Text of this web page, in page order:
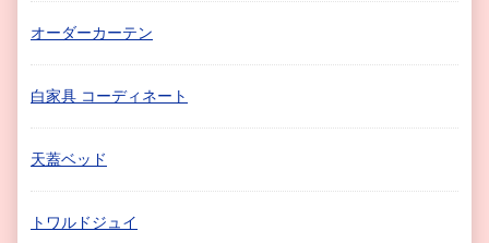
オーダーカーテン
白家具 コーディネート
天蓋ベッド
トワルドジュイ